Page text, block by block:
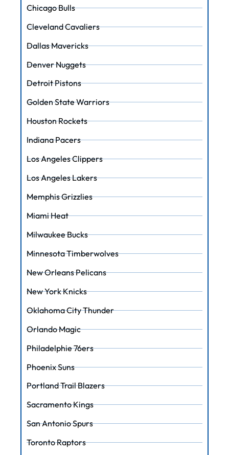
Chicago Bulls
Cleveland Cavaliers
Dallas Mavericks
Denver Nuggets
Detroit Pistons
Golden State Warriors
Houston Rockets
Indiana Pacers
Los Angeles Clippers
Los Angeles Lakers
Memphis Grizzlies
Miami Heat
Milwaukee Bucks
Minnesota Timberwolves
New Orleans Pelicans
New York Knicks
Oklahoma City Thunder
Orlando Magic
Philadelphie 76ers
Phoenix Suns
Portland Trail Blazers
Sacramento Kings
San Antonio Spurs
Toronto Raptors